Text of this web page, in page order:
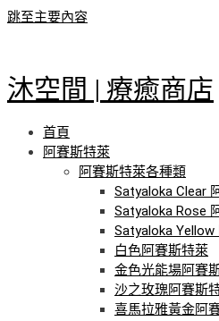
跳至主要內容
沐空間 | 療癒商店
首頁
阿賽斯特萊
阿賽斯特萊各種類
Satyaloka Clear
Satyaloka Rose
Satyaloka
白色阿賽斯特萊
金色光能場阿賽
沙之玫瑰阿賽斯
喜馬拉雅黃金阿